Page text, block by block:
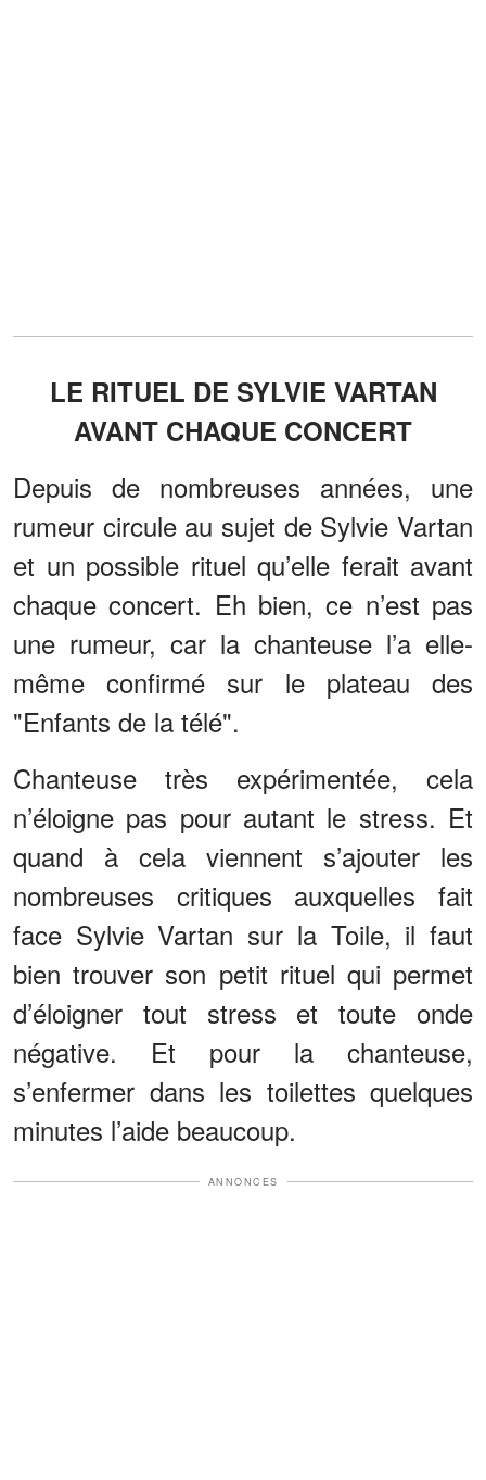
LE RITUEL DE SYLVIE VARTAN
AVANT CHAQUE CONCERT
Depuis de nombreuses années, une
rumeur circule au sujet de Sylvie Vartan
et un possible rituel qu’elle ferait avant
chaque concert. Eh bien, ce n’est pas
une rumeur, car la chanteuse l’a elle-
même confirmé sur le plateau des
"Enfants de la télé".
Chanteuse très expérimentée, cela
n’éloigne pas pour autant le stress. Et
quand à cela viennent s’ajouter les
nombreuses critiques auxquelles fait
face Sylvie Vartan sur la Toile, il faut
bien trouver son petit rituel qui permet
d’éloigner tout stress et toute onde
négative. Et pour la chanteuse,
s’enfermer dans les toilettes quelques
minutes l’aide beaucoup.
ANNONCES